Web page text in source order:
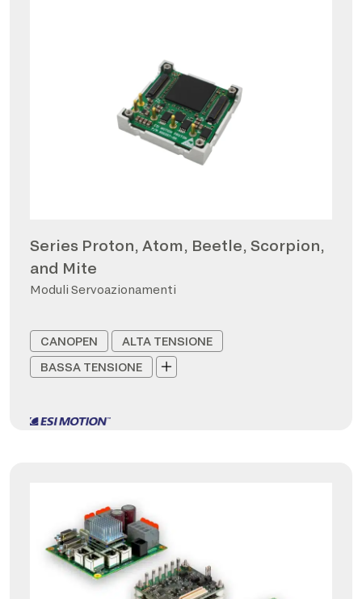
Series Proton, Atom, Beetle, Scorpion,
and Mite
Moduli Servoazionamenti
CANOPEN
ALTA TENSIONE
BASSA TENSIONE